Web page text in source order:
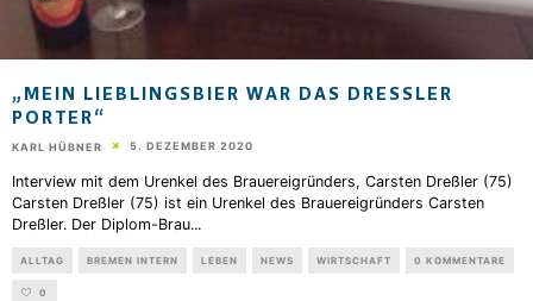
„MEIN LIEBLINGSBIER WAR DAS DRESSLER
PORTER“
KARL HÜBNER 5. DEZEMBER 2020
Interview mit dem Urenkel des Brauereigründers, Carsten Dreßler (75)
Carsten Dreßler (75) ist ein Urenkel des Brauereigründers Carsten
Dreßler. Der Diplom-Brau...
ALLTAG BREMEN INTERN LEBEN NEWS WIRTSCHAFT 0 KOMMENTARE
0